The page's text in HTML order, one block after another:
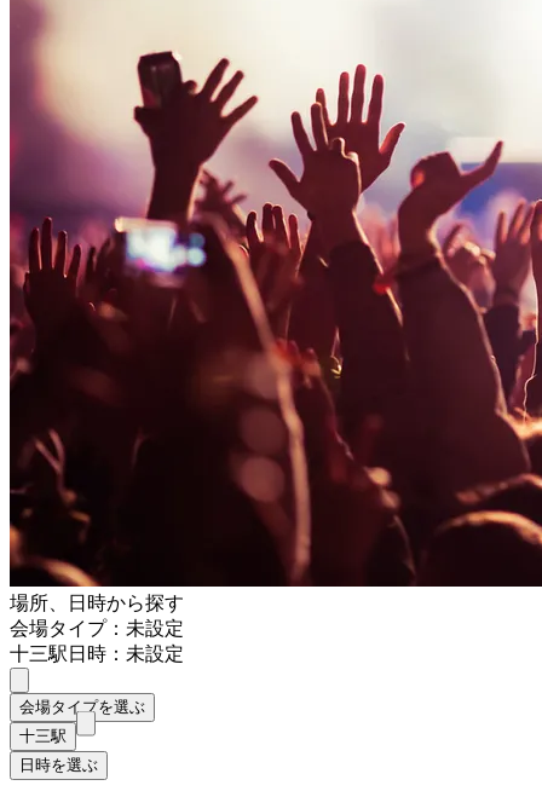
場所、日時から探す
会場タイプ：未設定
十三駅日時：未設定
会場タイプを選ぶ
十三駅
日時を選ぶ